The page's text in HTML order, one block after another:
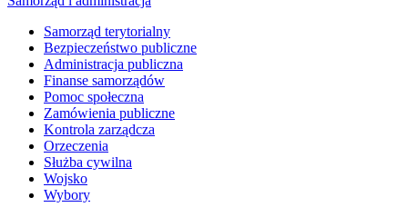
Samorząd terytorialny
Bezpieczeństwo publiczne
Administracja publiczna
Finanse samorządów
Pomoc społeczna
Zamówienia publiczne
Kontrola zarządcza
Orzeczenia
Służba cywilna
Wojsko
Wybory